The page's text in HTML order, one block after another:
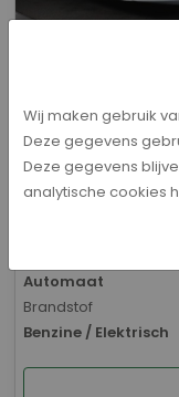
Audi A3 -
Bouwjaar
01-2026
Kilometerstand
Automaat
Brandstof
Benzine / Elektrisch
Wij maken gebruik
Deze gegevens
Deze gegevens
analytische cookies